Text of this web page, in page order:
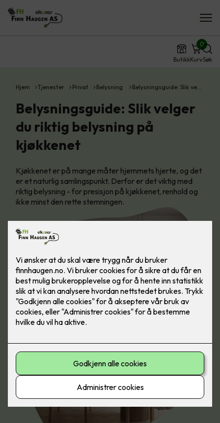
ButikkKurv
0
Søk
Hjem Tjenester Privat Belysning Belysningsguide: Slik ve…
Belysningsguide: Slik velger
du riktig belysning på
kjøkkenet
Kjøkkenet er på mange måter hjemmets hjerte, og det
er et naturlig samlingspunkt. Derfor er det viktig med
riktig belysning - for presisjon på kjøkkenet, renhold og
ikke minst den rette stemningen.